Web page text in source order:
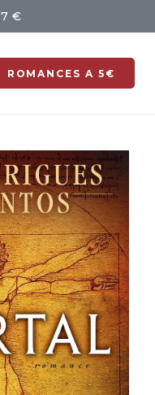
€
ROMANCES A 5€